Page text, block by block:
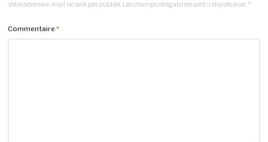
Votre adresse e-mail ne sera pas publiée. Les champs obligatoires sont indiqués avec *
Commentaire*